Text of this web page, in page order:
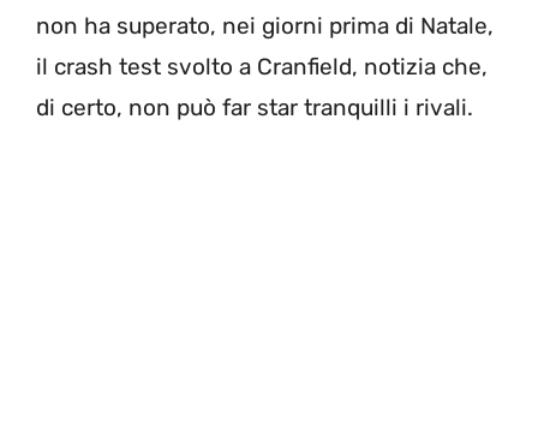
non ha superato, nei giorni prima di Natale,
il crash test svolto a Cranfield, notizia che,
di certo, non può far star tranquilli i rivali.